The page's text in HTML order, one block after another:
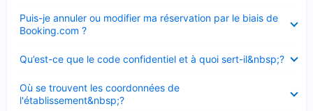
Puis-je annuler ou modifier ma réservation par le biais de
Booking.com ?
fermé
Qu’est-ce que le code confidentiel et à quoi sert-il&nbsp;?
fermé
Où se trouvent les coordonnées de
l'établissement&nbsp;?
fermé